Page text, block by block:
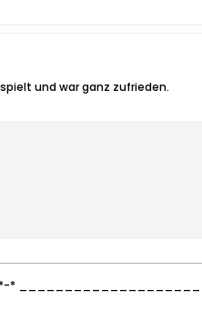
und war ganz zufrieden.